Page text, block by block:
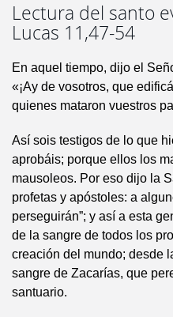
Lectura del santo
Lucas 11,47-54
En aquel tiempo, dijo el
«¡Ay de vosotros, que
quienes mataron vuestros
Así sois testigos de lo que
aprobáis; porque ellos los
mausoleos. Por eso dijo la
profetas y apóstoles: a
perseguirán”; y así a esta
de la sangre de todos los
creación del mundo; desde
sangre de Zacarías, que
santuario.